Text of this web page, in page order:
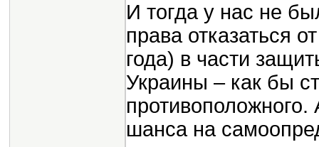
И тогда у нас не
права отказаться
года) в части
Украины – как бы
шанса на